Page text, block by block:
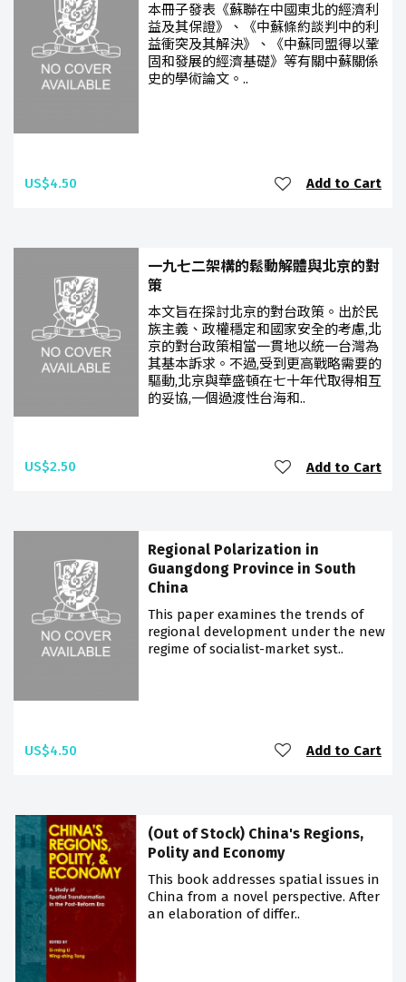
本冊子發表《蘇聯在中國東北的經濟利
益及其保證》、《中蘇條約談判中的利
益衝突及其解決》、《中蘇同盟得以鞏
固和發展的經濟基礎》等有關中蘇關係
史的學術論文。..
US$4.50 Add to Cart
一九七二架構的鬆動解體與北京的對
策
本文旨在探討北京的對台政策。出於民
族主義、政權穩定和國家安全的考慮,北
京的對台政策相當一貫地以統一台灣為
其基本訴求。不過,受到更高戰略需要的
驅動,北京與華盛頓在七十年代取得相互
的妥協,一個過渡性台海和..
US$2.50 Add to Cart
Regional Polarization in
Guangdong Province in South
China
This paper examines the trends of
regional development under the new
regime of socialist-market syst..
US$4.50 Add to Cart
(Out of Stock) China's Regions,
Polity and Economy
This book addresses spatial issues in
China from a novel perspective. After
an elaboration of differ..